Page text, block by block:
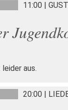
11:00 |
aus.
20:00 |